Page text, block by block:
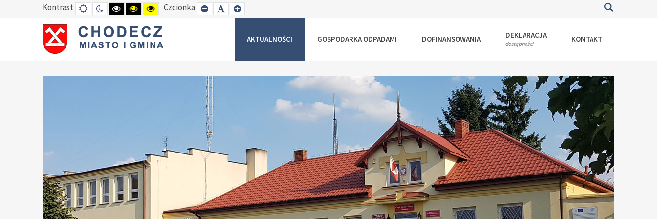
Kontrast DEFAULT
MODE
TRYB
NOCNY
HIGH
CONTRAST
BLACK
WHITE
MODE
HIGH
CONTRAST
BLACK
YELLOW
MODE
HIGH
CONTRAST
YELLOW
BLACK
MODE
Czcionka SET
SMALLER
SET
DEFAULT
SET
LARGER
AKTUALNOŚCI GOSPODARKA ODPADAMI DOFINANSOWANIA DEKLARACJA
dostępności KONTAKT